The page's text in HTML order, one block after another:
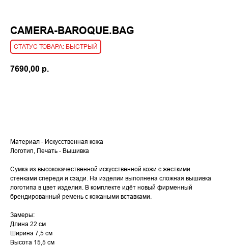
CAMERA-BAROQUE.BAG
БЫСТРЫЙ
7690,00 р.
Материал - Искусственная кожа
Логотип, Печать - Вышивка
Cумка из высококачественной искусственной кожи с жесткими
стенками спереди и сзади. На изделии выполнена сложная вышивка
логотипа в цвет изделия. В комплекте идёт новый фирменный
брендированный ремень с кожаными вставками.
Замеры:
Длина 22 см
Ширина 7,5 см
Высота 15,5 см